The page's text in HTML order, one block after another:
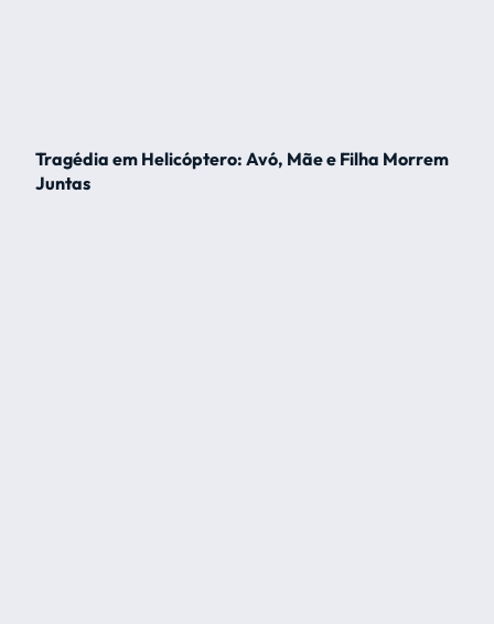
Tragédia em Helicóptero: Avó, Mãe e Filha Morrem
Juntas